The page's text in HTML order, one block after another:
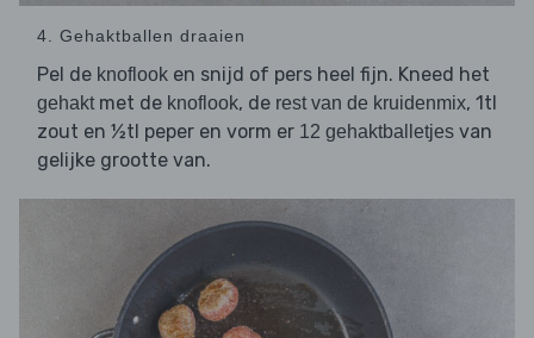
4. Gehaktballen draaien
Pel de knoflook en snijd of pers heel fijn. Kneed het
gehakt met de knoflook, de rest van de kruidenmix, 1tl
zout en ½tl peper en vorm er 12 gehaktballetjes van
gelijke grootte van.